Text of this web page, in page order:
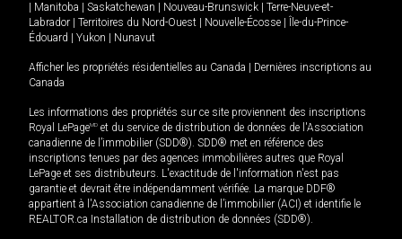
Manitoba Saskatchewan Nouveau-Brunswick
Terre-Neuve-et-
Labrador
Territoires du Nord-Ouest Nouvelle-Écosse
Île-du-Prince-
Édouard
Yukon Nunavut
Afficher les propriétés résidentielles au Canada
Dernières inscriptions au
Canada
Les informations des propriétés sur ce site proviennent des inscriptions
Royal LePageMD et du service de distribution de données de l'Association
canadienne de l’immobilier (SDD®). SDD® met en référence des
inscriptions tenues par des agences immobilières autres que Royal
LePage et ses distributeurs. L'exactitude de l'information n'est pas
garantie et devrait être indépendamment vérifiée. La marque DDF®
appartient à l'Association canadienne de l’immobilier (ACI) et identifie le
REALTOR.ca Installation de distribution de données (SDD®).